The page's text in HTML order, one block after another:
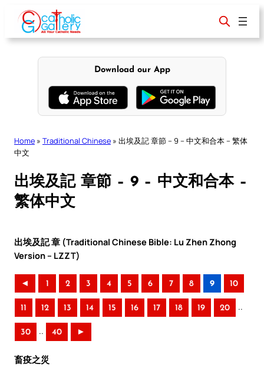
content
Download our App
Home » Traditional Chinese » 出埃及記 章節 – 9 – 中文和合本 – 繁体
中文
出埃及記 章節 – 9 – 中文和合本 –
繁体中文
出埃及記 章 (Traditional Chinese Bible: Lu Zhen Zhong
Version – LZZT)
◄ 1 2 3 4 5 6 7 8 9 10
11 12 13 14 15 16 17 18 19 20 ..
30 .. 40 ►
畜疫之災